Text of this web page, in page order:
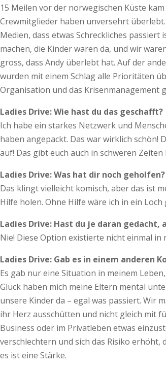
15 Meilen vor der norwegischen Küste
Crewmitglieder haben unversehrt
Medien, dass etwas Schreckliches
machen, die Kinder waren da, und wir
gross, dass Andy überlebt hat. Auf der
wurden mit einem Schlag alle Prioritäten
Organisation und das
Ladies Drive: Wie hast du das geschafft?
Ich habe ein starkes Netzwerk und
haben angepackt. Das war wirklich schön!
auf! Das gibt euch auch in schweren Zeiten
Ladies Drive: Was hat dir noch geholfen?
Das klingt vielleicht komisch, aber das ist
Hilfe holen. Ohne Hilfe wäre ich in ein Loch
Ladies Drive: Hast du je daran gedacht,
Nie! Diese Option existierte nicht einmal in
Ladies Drive: Gab es in einem anderen
Es gab nur eine Situation in meinem
Glück haben mich meine Eltern mental
unsere Kinder da – egal was passiert. Wir
ihr Herz ausschütten und nicht gleich mit
Business oder im Privatleben etwas
verschlechtern und sich das Risiko
es ist eine Stärke.